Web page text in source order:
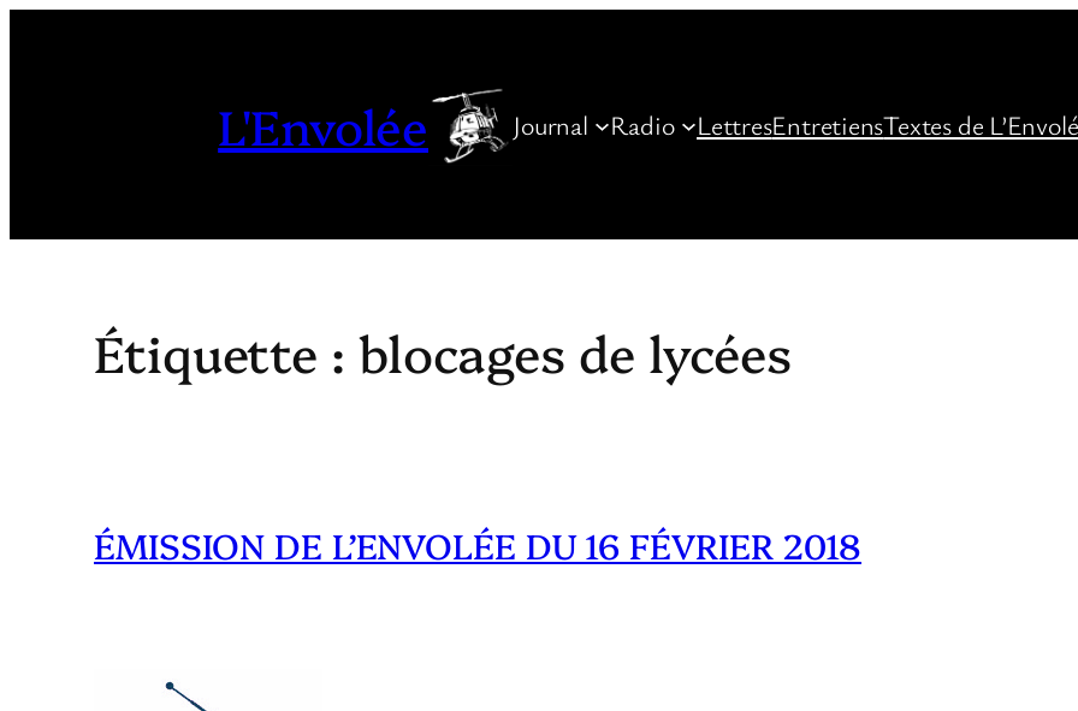
L'Envolée Journal Radio LettresEntretiensTextes de
Étiquette : blocages de lycées
ÉMISSION DE L’ENVOLÉE DU 16 FÉVRIER 2018